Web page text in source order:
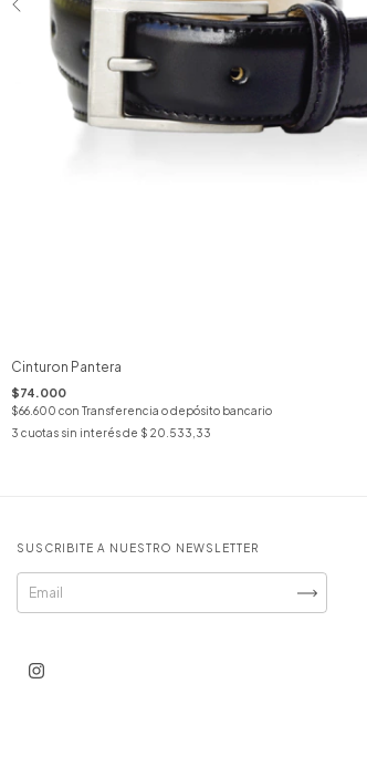
Cinturon Pantera
$74.000
$66.600 con Transferencia o depósito bancario
3 cuotas sin interés de $ 20.533,33
SUSCRIBITE A NUESTRO NEWSLETTER